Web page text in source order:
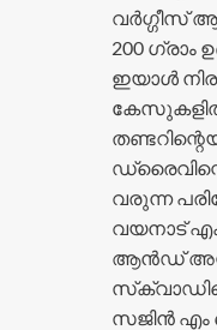
വർഗ്ഗീസ്
200
ഇയാൾ
വരുന്ന
വയനാട്
ആൻഡ്
സജിൻ എം